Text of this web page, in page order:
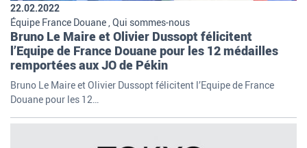
22.02.2022
Équipe France Douane , Qui sommes-nous
Bruno Le Maire et Olivier Dussopt félicitent
l’Equipe de France Douane pour les 12 médailles
remportées aux JO de Pékin
Bruno Le Maire et Olivier Dussopt félicitent l’Equipe de France
Douane pour les 12…